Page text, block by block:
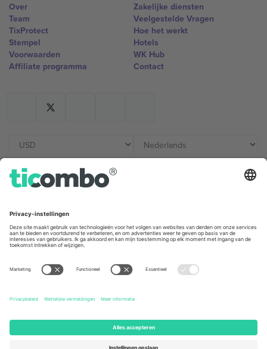
Over
Team
TixProtect
Stempel
Voorwaarden
Affiliate programma
Zakelijke diensten
Veelgestelde Vragen
Hoe het werkt
Hotels
WK Hub
Contact
Kantoren en ondersteuning
Germany
Unter den Linden 24, 10117
Berlin, Germany
167 City Road, London, Greater
London, EC1V 1AW, United
131 Continental Dr, Suite 305,
States